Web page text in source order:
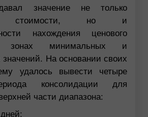
значение не только
стоимости, но и
нахождения ценового
минимальных и
На основании своих
удалось вывести четыре
консолидации для
части диапазона: